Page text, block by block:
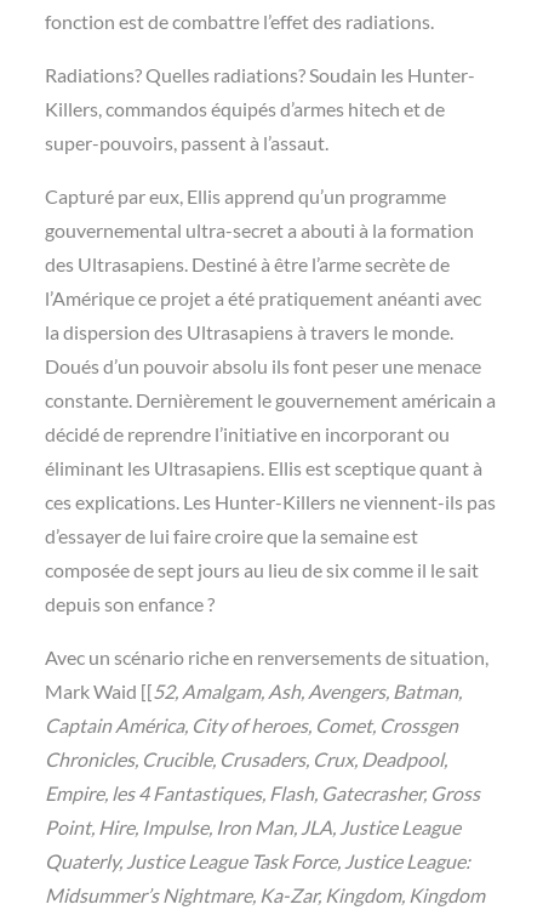
fonction est de combattre l’effet des radiations.
Radiations? Quelles radiations? Soudain les Hunter-
Killers, commandos équipés d’armes hitech et de
super-pouvoirs, passent à l’assaut.
Capturé par eux, Ellis apprend qu’un programme
gouvernemental ultra-secret a abouti à la formation
des Ultrasapiens. Destiné à être l’arme secrète de
l’Amérique ce projet a été pratiquement anéanti avec
la dispersion des Ultrasapiens à travers le monde.
Doués d’un pouvoir absolu ils font peser une menace
constante. Dernièrement le gouvernement américain a
décidé de reprendre l’initiative en incorporant ou
éliminant les Ultrasapiens. Ellis est sceptique quant à
ces explications. Les Hunter-Killers ne viennent-ils pas
d’essayer de lui faire croire que la semaine est
composée de sept jours au lieu de six comme il le sait
depuis son enfance ?
Avec un scénario riche en renversements de situation,
Mark Waid [[52, Amalgam, Ash, Avengers, Batman,
Captain América, City of heroes, Comet, Crossgen
Chronicles, Crucible, Crusaders, Crux, Deadpool,
Empire, les 4 Fantastiques, Flash, Gatecrasher, Gross
Point, Hire, Impulse, Iron Man, JLA, Justice League
Quaterly, Justice League Task Force, Justice League:
Midsummer’s Nightmare, Ka-Zar, Kingdom, Kingdom